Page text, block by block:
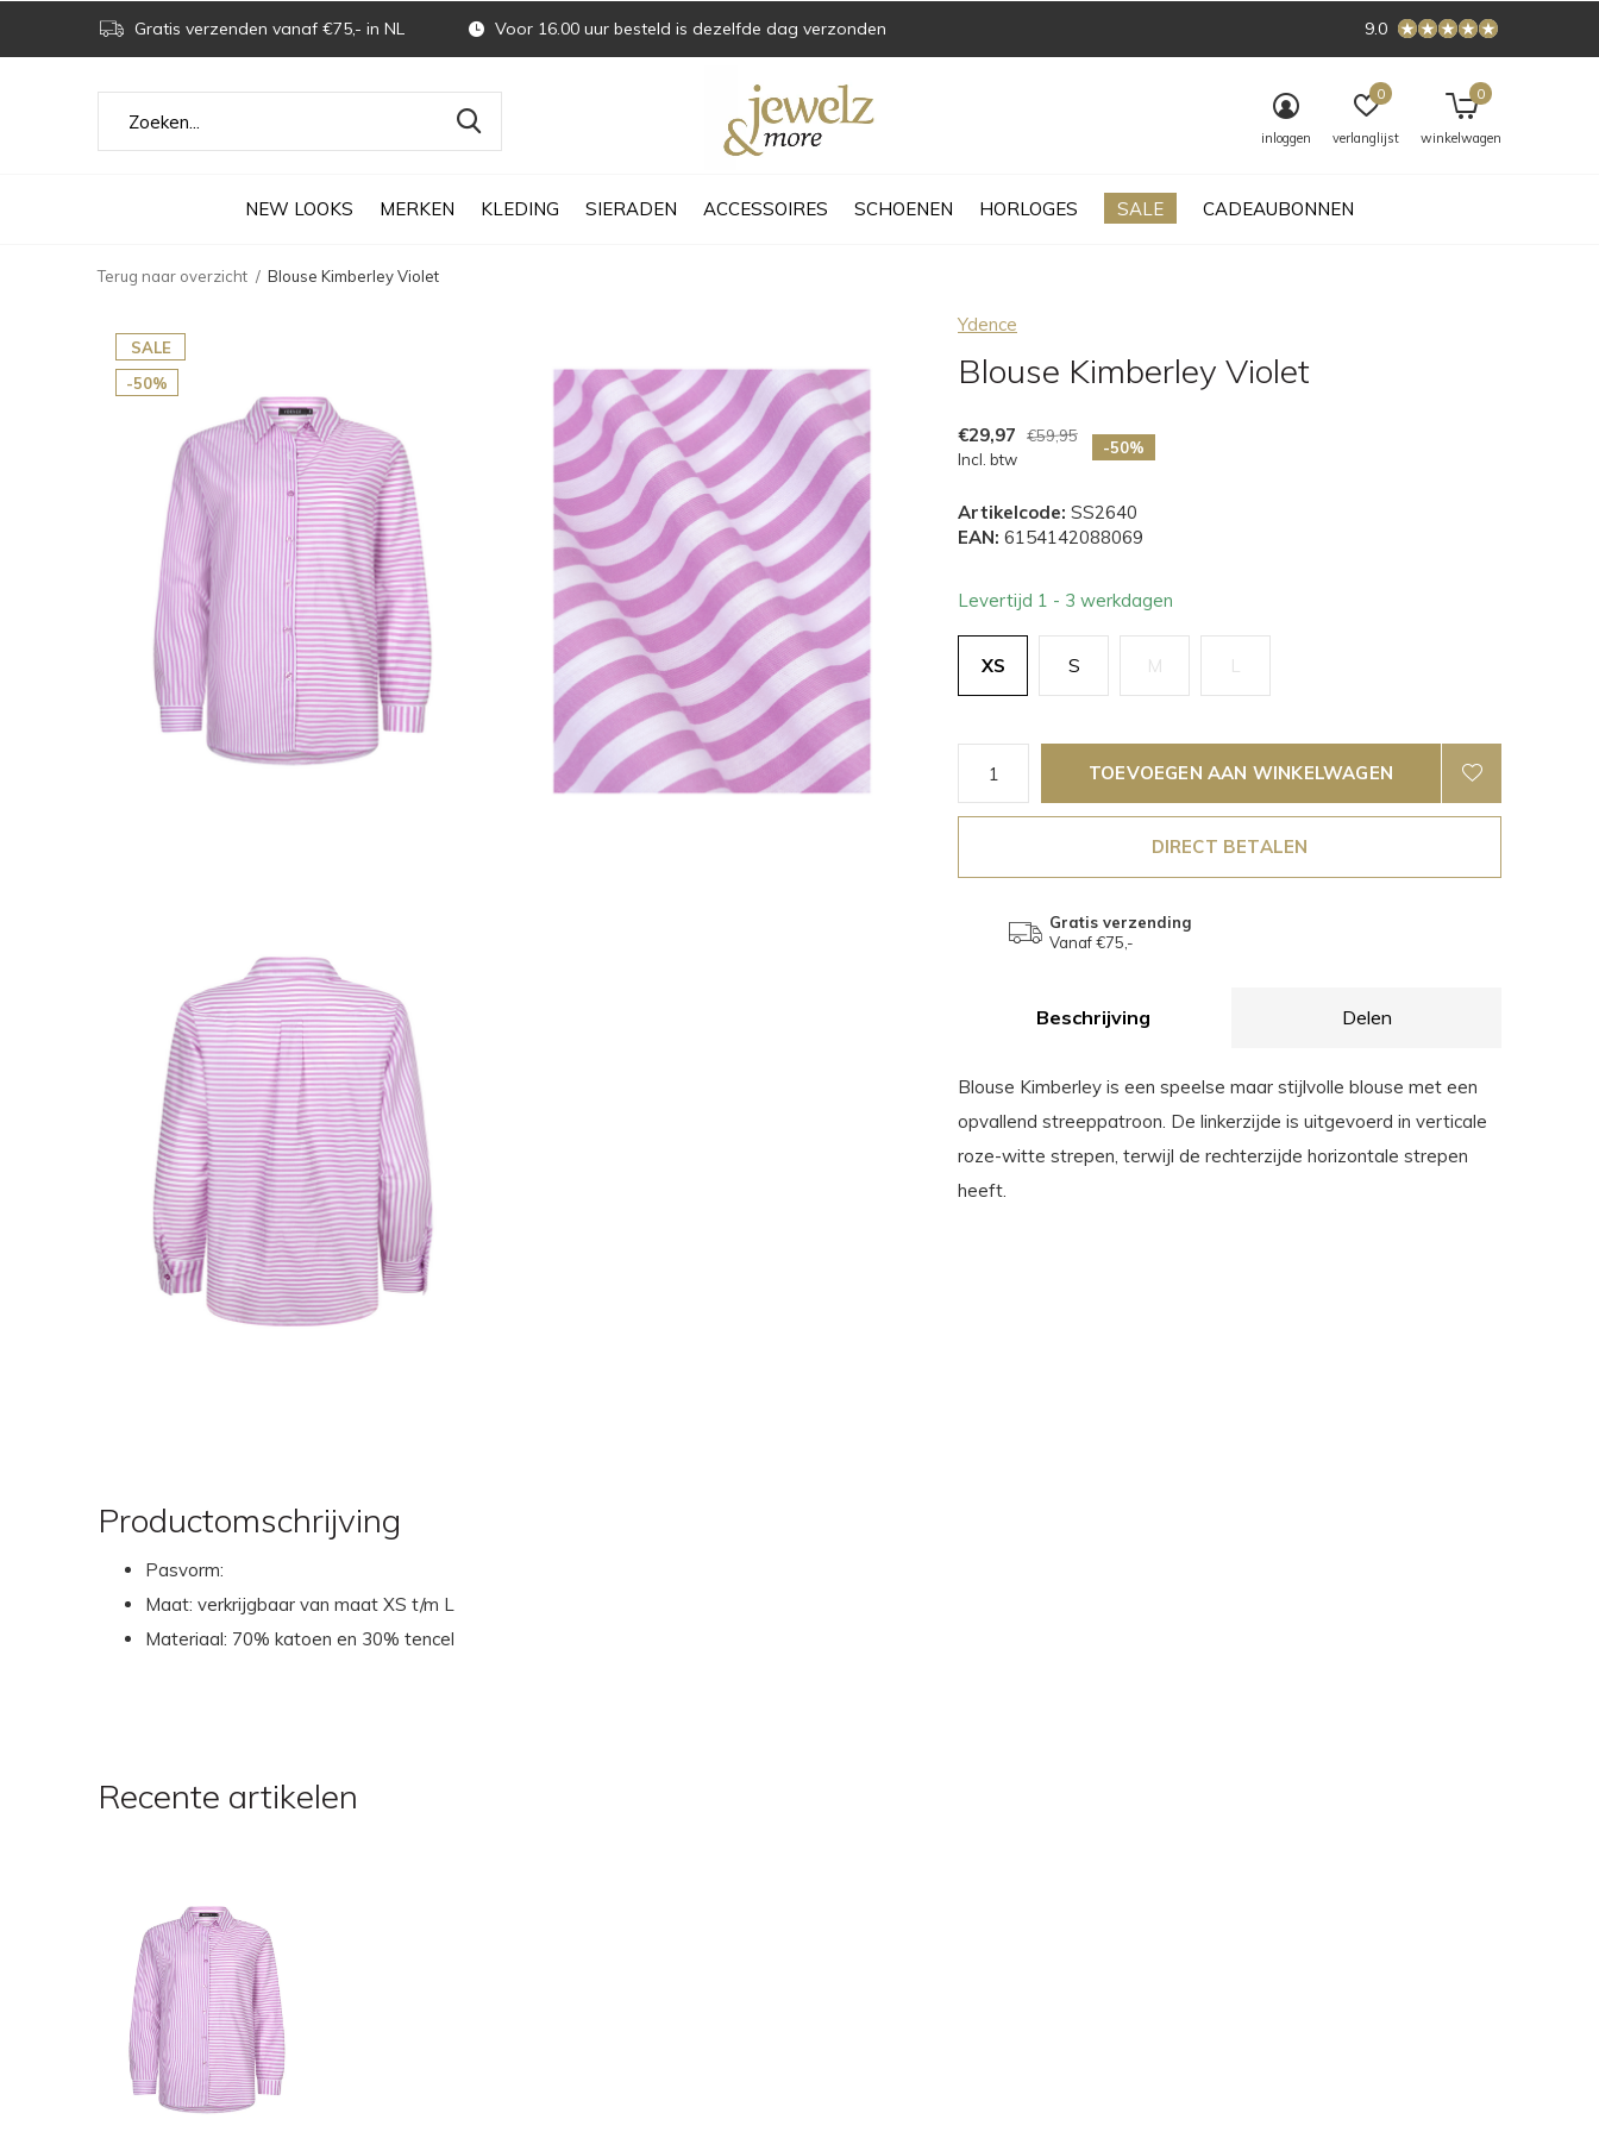
NEW LOOKS MERKEN KLEDING SIERADEN ACCESSOIRES SCHOENEN HORLOGES SALE CADEAUBONNEN
inloggen verlanglijst
0
winkelwagen
0
Gratis verzenden vanaf €75,- in NL Voor 16.00 uur besteld is dezelfde dag verzonden 9.0
Terug naar overzicht Blouse Kimberley Violet
SALE
-50%
Ydence
Blouse Kimberley Violet
€29,97
€59,95
Incl. btw
-50%
Artikelcode: SS2640
EAN: 6154142088069
Levertijd 1 - 3 werkdagen
XS S M L
TOEVOEGEN AAN WINKELWAGEN
DIRECT BETALEN
Gratis verzending
Vanaf €75,-
Beschrijving Delen
Blouse Kimberley is een speelse maar stijlvolle blouse met een
opvallend streeppatroon. De linkerzijde is uitgevoerd in verticale
roze-witte strepen, terwijl de rechterzijde horizontale strepen
heeft.
Productomschrijving
Pasvorm:
Maat: verkrijgbaar van maat XS t/m L
Materiaal: 70% katoen en 30% tencel
Recente artikelen